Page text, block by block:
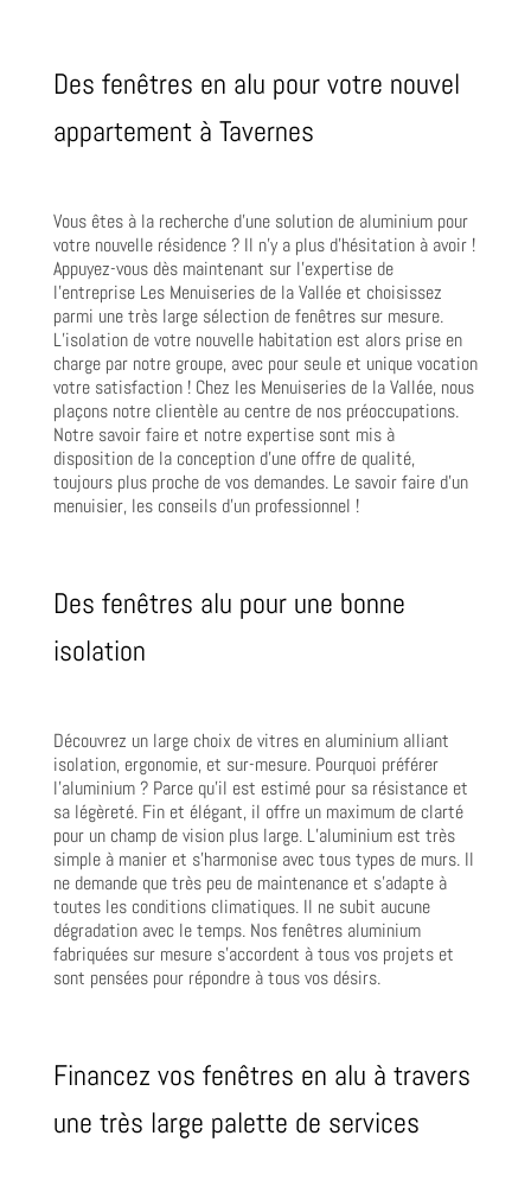
Des fenêtres en alu pour votre nouvel
appartement à Tavernes
Vous êtes à la recherche d’une solution de aluminium pour
votre nouvelle résidence ? Il n’y a plus d’hésitation à avoir !
Appuyez-vous dès maintenant sur l’expertise de
l’entreprise Les Menuiseries de la Vallée et choisissez
parmi une très large sélection de fenêtres sur mesure.
L’isolation de votre nouvelle habitation est alors prise en
charge par notre groupe, avec pour seule et unique vocation
votre satisfaction ! Chez les Menuiseries de la Vallée, nous
plaçons notre clientèle au centre de nos préoccupations.
Notre savoir faire et notre expertise sont mis à
disposition de la conception d’une offre de qualité,
toujours plus proche de vos demandes. Le savoir faire d’un
menuisier, les conseils d’un professionnel !
Des fenêtres alu pour une bonne
isolation
Découvrez un large choix de vitres en aluminium alliant
isolation, ergonomie, et sur-mesure. Pourquoi préférer
l’aluminium ? Parce qu’il est estimé pour sa résistance et
sa légèreté. Fin et élégant, il offre un maximum de clarté
pour un champ de vision plus large. L’aluminium est très
simple à manier et s’harmonise avec tous types de murs. Il
ne demande que très peu de maintenance et s’adapte à
toutes les conditions climatiques. Il ne subit aucune
dégradation avec le temps. Nos fenêtres aluminium
fabriquées sur mesure s’accordent à tous vos projets et
sont pensées pour répondre à tous vos désirs.
Financez vos fenêtres en alu à travers
une très large palette de services